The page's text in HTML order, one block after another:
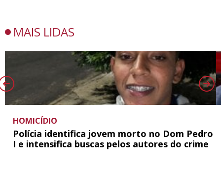
MAIS LIDAS
HOMICÍDIO
Polícia identifica jovem morto no Dom Pedro
I e intensifica buscas pelos autores do crime